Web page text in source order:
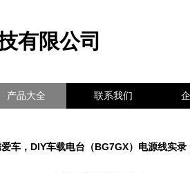
有限公司
产品大全 联系我们
车，DIY车载电台（BG7GX）电源线实录